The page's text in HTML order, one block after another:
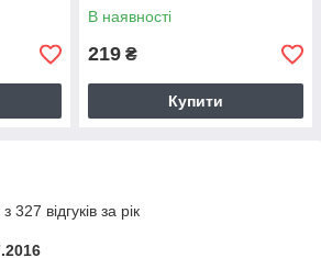
В наявності
219 ₴
Купити
327 відгуків за рік